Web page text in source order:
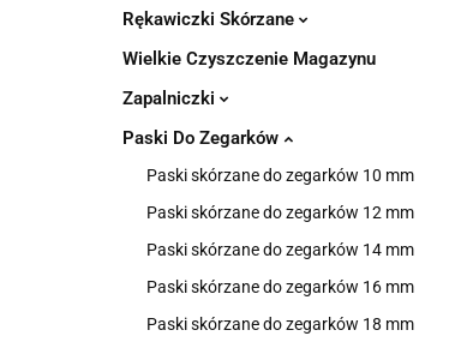
Rękawiczki Skórzane
Wielkie Czyszczenie Magazynu
Zapalniczki
Paski Do Zegarków
Paski skórzane do zegarków 10 mm
Paski skórzane do zegarków 12 mm
Paski skórzane do zegarków 14 mm
Paski skórzane do zegarków 16 mm
Paski skórzane do zegarków 18 mm